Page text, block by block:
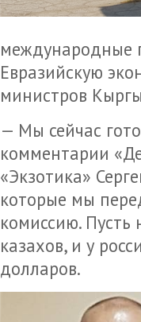
международные
Евразийскую
министров
— Мы сейчас
комментарии
«Экзотика»
которые мы
комиссию. Пусть
казахов, и у
долларов.